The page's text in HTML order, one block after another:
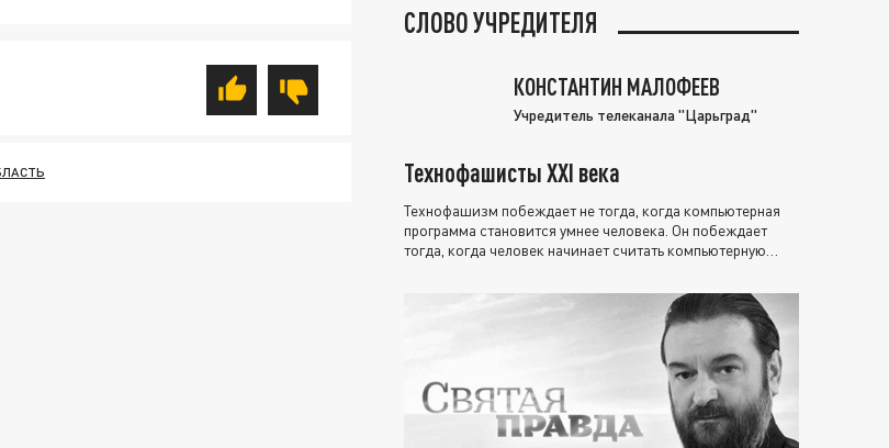
СЛОВО УЧРЕДИТЕЛЯ
КОНСТАНТИН МАЛОФЕЕВ
Учредитель телеканала "Царьград"
Технофашисты XXI века
Технофашизм побеждает не тогда, когда компьютерная
программа становится умнее человека. Он побеждает
тогда, когда человек начинает считать компьютерную